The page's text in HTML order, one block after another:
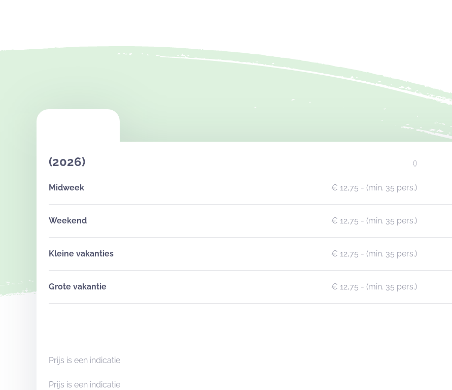
(2026) ()
Midweek € 12,75 - (min. 35 pers.)
Weekend € 12,75 - (min. 35 pers.)
Kleine vakanties € 12,75 - (min. 35 pers.)
Grote vakantie € 12,75 - (min. 35 pers.)
Prijs is een indicatie
Prijs is een indicatie